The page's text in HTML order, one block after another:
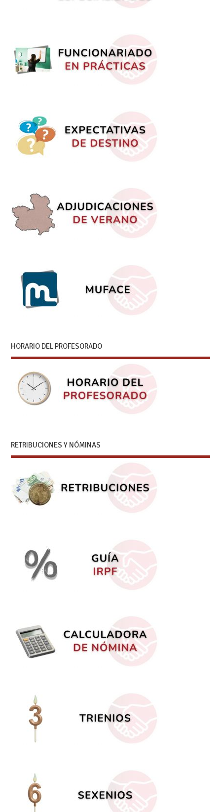
HORARIO DEL PROFESORADO
RETRIBUCIONES Y NÓMINAS